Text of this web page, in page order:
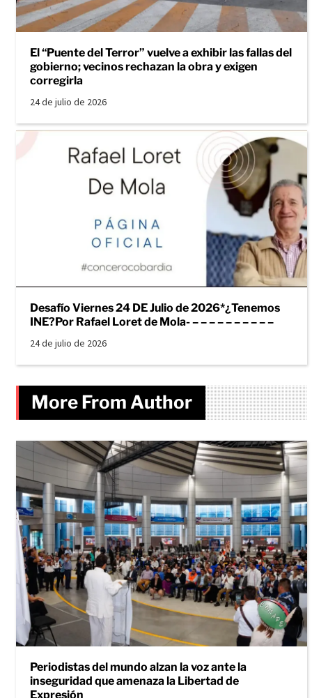
El “Puente del Terror” vuelve a exhibir las fallas del
gobierno; vecinos rechazan la obra y exigen
corregirla
24 de julio de 2026
Desafío Viernes 24 DE Julio de 2026*¿Tenemos
INE?Por Rafael Loret de Mola- – – – – – – – – – –
24 de julio de 2026
More From Author
Periodistas del mundo alzan la voz ante la
inseguridad que amenaza la Libertad de
Expresión